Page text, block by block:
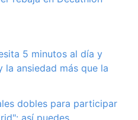
5 minutos al día y
la ansiedad más que la
dobles para participar
así puedes